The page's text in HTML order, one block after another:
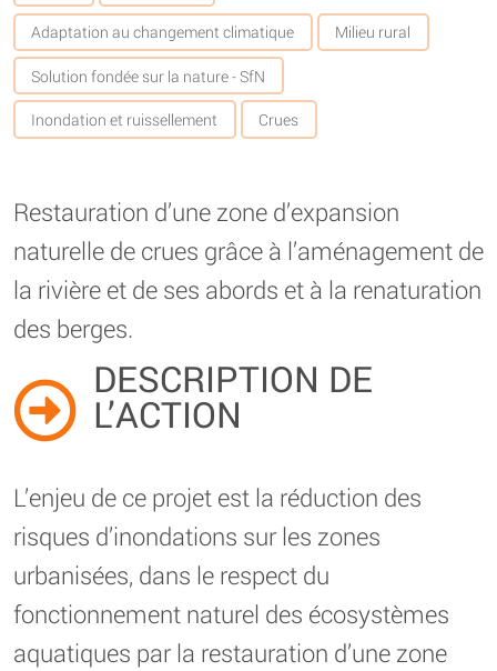
Adaptation au changement climatique Milieu rural
Solution fondée sur la nature - SfN
Inondation et ruissellement Crues
Restauration d’une zone d’expansion
naturelle de crues grâce à l’aménagement de
la rivière et de ses abords et à la renaturation
des berges.
DESCRIPTION DE
L’ACTION
L’enjeu de ce projet est la réduction des
risques d’inondations sur les zones
urbanisées, dans le respect du
fonctionnement naturel des écosystèmes
aquatiques par la restauration d’une zone